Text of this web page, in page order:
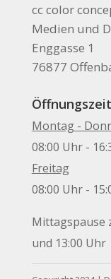
cc color
Medien und
Enggasse 1
76877
Montag -
08:00 Uhr -
Freitag
08:00 Uhr -
Mittagspause
und 13:00 Uhr